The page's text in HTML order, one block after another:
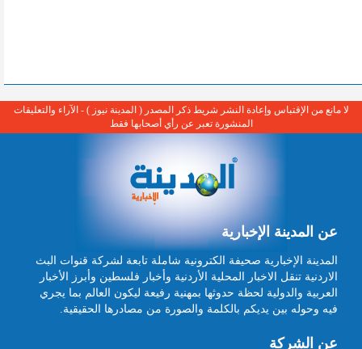
لا مانع من الإقتباس وإعادة النشر شريط ذكر المصدر ( المدينة نيوز ) - الآراء والتعليقات
المنشورة تعبر عن رأي أصحابها فقط
عن المدينة الإخبارية
المدينة الإخبارية صحيفة الكترونية شاملة تابعة لشركة قنوات البث
الاردنية تنقل الاخبار المحلية الأردنية وأخبار فلسطين وأبرز الأخبار
العربية والدولية لحظة حدوثها بمهنية رفيعة ليكون العالم بما يجري
فيه وحوله بين يديكم بالكلمة والصورة من مصادرها الحقيقية.
عن الشركة